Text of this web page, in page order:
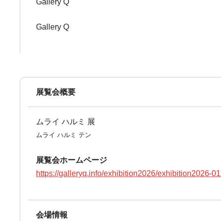
Gallery Q
Gallery Q
展覧会概要
ムライ ハルミ 展
ムライ ハルミ テン
展覧会ホームページ
https://galleryq.info/exhibition2026/exhibition2026-
会場情報